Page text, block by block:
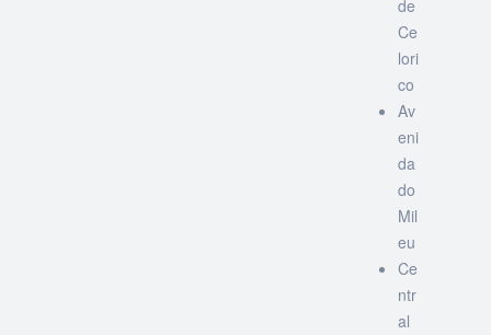
de
Ce
lori
co
Av
eni
da
do
Mil
eu
Ce
ntr
al